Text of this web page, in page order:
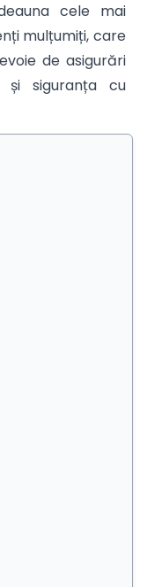
cele mai
mulțumiți, care
de asigurări
și siguranța cu